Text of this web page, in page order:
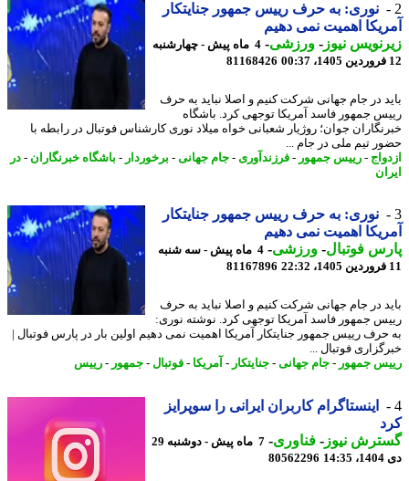
نوری: به حرف رییس جمهور جنایتکار
اهمیت نمی دهیم
نیوز-ورزشی-
4 ماه پیش - چهارشنبه
81168426
در جام جهانی شرکت کنیم و اصلا نباید به حرف
جمهور فاسد آمریکا توجهی کرد. باشگاه
جوان؛ روژیار شعبانی خواه میلاد نوری کارشناس فوتبال در رابطه با
تیم ملی در جام ...
-رییس جمهور-فرزندآوری - جام جهانی-برخوردار-باشگاه خبرنگاران-
در
نوری: به حرف رییس جمهور جنایتکار
اهمیت نمی دهیم
فوتبال-ورزشی-
4 ماه پیش - سه شنبه
81167896
در جام جهانی شرکت کنیم و اصلا نباید به حرف
جمهور فاسد آمریکا توجهی کرد. نوشته نوری:
رییس جمهور جنایتکار آمریکا اهمیت نمی دهیم اولین بار در پارس فوتبال |
فوتبال ...
جمهور-جام جهانی-جنایتکار-آمریکا- فوتبال-جمهور-رییس
اینستاگرام کاربران ایرانی را سوپرایز
نیوز-فناوری-
7 ماه پیش - دوشنبه 29
80562296